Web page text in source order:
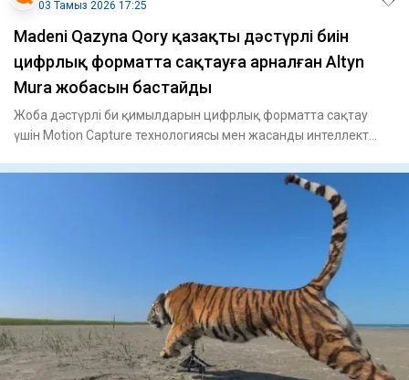
03 Тамыз 2026 17:25
Madeni Qazyna Qory қазақтың дәстүрлі биін
цифрлық форматта сақтауға арналған Altyn
Mura жобасын бастайды
Жоба дәстүрлі би қимылдарын цифрлық форматта сақтау
үшін Motion Capture технологиясы мен жасанды интеллект